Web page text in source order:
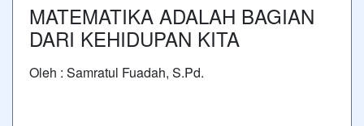
MATEMATIKA ADALAH BAGIAN
DARI KEHIDUPAN KITA
Oleh : Samratul Fuadah, S.Pd.